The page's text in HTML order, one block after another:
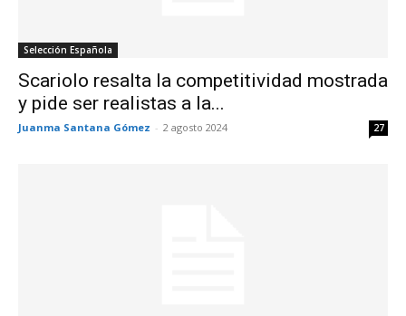
Selección Española
Scariolo resalta la competitividad mostrada
y pide ser realistas a la...
Juanma Santana Gómez - 2 agosto 2024 27